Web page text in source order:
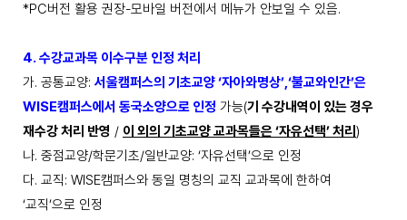
*PC버전 활용 권장-모바일 버전에서 메뉴가 안보일 수 있음.
4. 수강교과목 이수구분 인정 처리
가. 공통교양: 서울캠퍼스의 기초교양‘자아와명상’,‘불교와인간’은
WISE캠퍼스에서 동국소양으로 인정 가능(기 수강내역이 있는 경우
재수강 처리 반영 / 이 외의 기초교양 교과목들은‘자유선택’처리 )
나. 중점교양/학문기초/일반교양: ‘자유선택’으로 인정
다. 교직: WISE캠퍼스와 동일 명칭의 교직 교과목에 한하여
‘교직’으로 인정